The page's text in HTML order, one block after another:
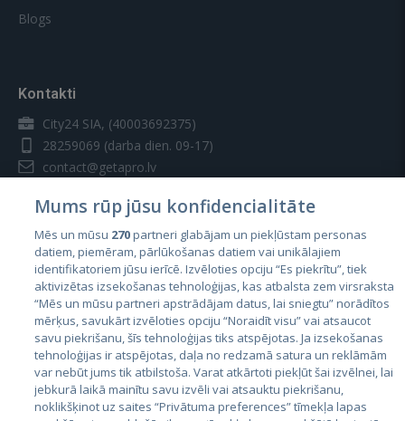
Blogs
Kontakti
City24 SIA, (40003692375)
28259069 (darba dien. 09-17)
contact@getapro.lv
Valstis
Igaunija
Latvija
Lietuva
Mums rūp jūsu konfidencialitāte
Mēs un mūsu 270partneri glabājam un piekļūstam personas
datiem, piemēram, pārlūkošanas datiem vai unikālajiem
identifikatoriem jūsu ierīcē. Izvēloties opciju “Es piekrītu”, tiek
aktivizētas izsekošanas tehnoloģijas, kas atbalsta zem virsraksta
“Mēs un mūsu partneri apstrādājam datus, lai sniegtu” norādītos
mērķus, savukārt izvēloties opciju “Noraidīt visu” vai atsaucot
savu piekrišanu, šīs tehnoloģijas tiks atspējotas. Ja izsekošanas
tehnoloģijas ir atspējotas, daļa no redzamā satura un reklāmām
var nebūt jums tik atbilstoša. Varat atkārtoti piekļūt šai izvēlnei, lai
jebkurā laikā mainītu savu izvēli vai atsauktu piekrišanu,
noklikšķinot uz saites “Privātuma preferences” tīmekļa lapas